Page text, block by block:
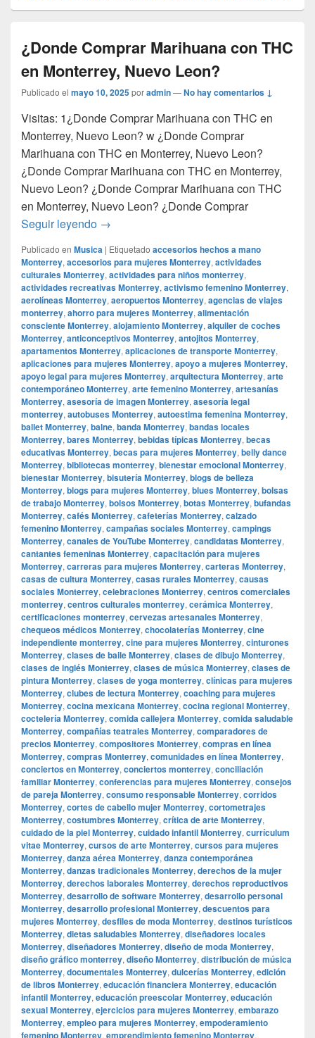
¿Donde Comprar Marihuana con THC
en Monterrey, Nuevo Leon?
Publicado el mayo 10, 2025poradmin—No hay comentarios ↓
Visitas: 1¿Donde Comprar Marihuana con THC en
Monterrey, Nuevo Leon? w ¿Donde Comprar
Marihuana con THC en Monterrey, Nuevo Leon?
¿Donde Comprar Marihuana con THC en Monterrey,
Nuevo Leon? ¿Donde Comprar Marihuana con THC
en Monterrey, Nuevo Leon? ¿Donde Comprar
Seguir leyendo ¿Donde Comprar Marihuana con THC en
→
Publicado en Musica | Etiquetado accesorios hechos a mano
Monterrey, accesorios para mujeres Monterrey, actividades
culturales Monterrey, actividades para niños monterrey,
actividades recreativas Monterrey, activismo femenino Monterrey,
aerolíneas Monterrey, aeropuertos Monterrey, agencias de viajes
monterrey, ahorro para mujeres Monterrey, alimentación
consciente Monterrey, alojamiento Monterrey, alquiler de coches
Monterrey, anticonceptivos Monterrey, antojitos Monterrey,
apartamentos Monterrey, aplicaciones de transporte Monterrey,
aplicaciones para mujeres Monterrey, apoyo a mujeres Monterrey,
apoyo legal para mujeres Monterrey, arquitectura Monterrey, arte
contemporáneo Monterrey, arte femenino Monterrey, artesanías
Monterrey, asesoría de imagen Monterrey, asesoría legal
monterrey, autobuses Monterrey, autoestima femenina Monterrey,
ballet Monterrey, balne, banda Monterrey, bandas locales
Monterrey, bares Monterrey, bebidas típicas Monterrey, becas
educativas Monterrey, becas para mujeres Monterrey, belly dance
Monterrey, bibliotecas monterrey, bienestar emocional Monterrey,
bienestar Monterrey, bisutería Monterrey, blogs de belleza
Monterrey, blogs para mujeres Monterrey, blues Monterrey, bolsas
de trabajo Monterrey, bolsos Monterrey, botas Monterrey, bufandas
Monterrey, cafés Monterrey, cafeterías Monterrey, calzado
femenino Monterrey, campañas sociales Monterrey, campings
Monterrey, canales de YouTube Monterrey, candidatas Monterrey,
cantantes femeninas Monterrey, capacitación para mujeres
Monterrey, carreras para mujeres Monterrey, carteras Monterrey,
casas de cultura Monterrey, casas rurales Monterrey, causas
sociales Monterrey, celebraciones Monterrey, centros comerciales
monterrey, centros culturales monterrey, cerámica Monterrey,
certificaciones monterrey, cervezas artesanales Monterrey,
chequeos médicos Monterrey, chocolaterías Monterrey, cine
independiente monterrey, cine para mujeres Monterrey, cinturones
Monterrey, clases de baile Monterrey, clases de dibujo Monterrey,
clases de inglés Monterrey, clases de música Monterrey, clases de
pintura Monterrey, clases de yoga monterrey, clínicas para mujeres
Monterrey, clubes de lectura Monterrey, coaching para mujeres
Monterrey, cocina mexicana Monterrey, cocina regional Monterrey,
coctelería Monterrey, comida callejera Monterrey, comida saludable
Monterrey, compañías teatrales Monterrey, comparadores de
precios Monterrey, compositores Monterrey, compras en línea
Monterrey, compras Monterrey, comunidades en línea Monterrey,
conciertos en Monterrey, conciertos monterrey, conciliación
familiar Monterrey, conferencias para mujeres Monterrey, consejos
de pareja Monterrey, consumo responsable Monterrey, corridos
Monterrey, cortes de cabello mujer Monterrey, cortometrajes
Monterrey, costumbres Monterrey, crítica de arte Monterrey,
cuidado de la piel Monterrey, cuidado infantil Monterrey, currículum
vitae Monterrey, cursos de arte Monterrey, cursos para mujeres
Monterrey, danza aérea Monterrey, danza contemporánea
Monterrey, danzas tradicionales Monterrey, derechos de la mujer
Monterrey, derechos laborales Monterrey, derechos reproductivos
Monterrey, desarrollo de software Monterrey, desarrollo personal
Monterrey, desarrollo profesional Monterrey, descuentos para
mujeres Monterrey, desfiles de moda Monterrey, destinos turísticos
Monterrey, dietas saludables Monterrey, diseñadores locales
Monterrey, diseñadores Monterrey, diseño de moda Monterrey,
diseño gráfico monterrey, diseño Monterrey, distribución de música
Monterrey, documentales Monterrey, dulcerías Monterrey, edición
de libros Monterrey, educación financiera Monterrey, educación
infantil Monterrey, educación preescolar Monterrey, educación
sexual Monterrey, ejercicios para mujeres Monterrey, embarazo
Monterrey, empleo para mujeres Monterrey, empoderamiento
femenino Monterrey, emprendimiento femenino Monterrey,